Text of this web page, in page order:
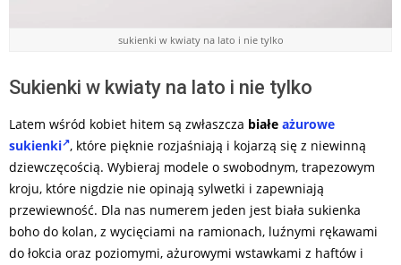
sukienki w kwiaty na lato i nie tylko
Sukienki w kwiaty na lato i nie tylko
Latem wśród kobiet hitem są zwłaszcza białe ażurowe
sukienki , które pięknie rozjaśniają i kojarzą się z niewinną
dziewczęcością. Wybieraj modele o swobodnym, trapezowym
kroju, które nigdzie nie opinają sylwetki i zapewniają
przewiewność. Dla nas numerem jeden jest biała sukienka
boho do kolan, z wycięciami na ramionach, luźnymi rękawami
do łokcia oraz poziomymi, ażurowymi wstawkami z haftów i